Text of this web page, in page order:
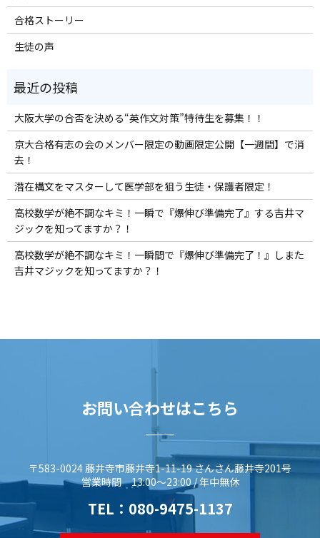
合格ストーリー
生徒の声
大阪大学の合否を決める“英作文対策”特待生を募集！！
京大合格有志の会のメンバー限定の動画限定公開【一週間】で消
去！
潜在構文をマスターして医学部を狙う生徒・保護者限定！
高校数学が絶不調なキミ！一瞬で『爆伸び準備完了』する吉井マ
ジックを知ってますか？！
高校数学が絶不調なキミ！一瞬間で『爆伸び準備完了！』しまた
吉井マジックを知ってますか？！
お問い合わせはこちら
〒583-0024 藤井寺市藤井寺1-11-19 さんさん藤井寺201号
営業時間 13:00～23:00 / 年中無休
TEL： 080-9475-1137